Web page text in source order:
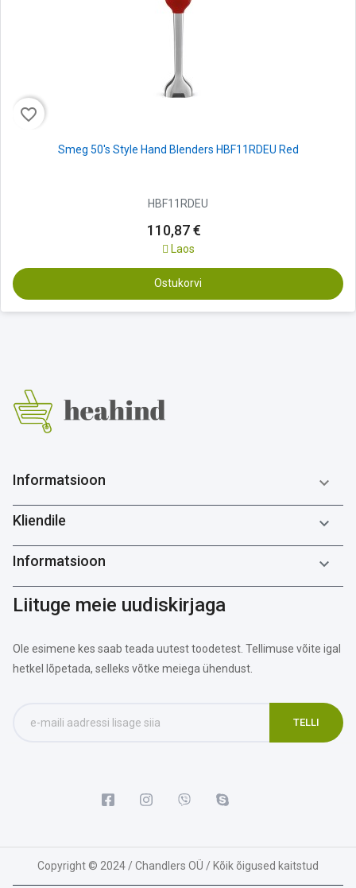
favorite_border
Smeg 50's Style Hand Blenders HBF11RDEU Red
HBF11RDEU
110,87 €
Laos
Ostukorvi
Informatsioon 
Kliendile 
Informatsioon 
Liituge meie uudiskirjaga
Ole esimene kes saab teada uutest toodetest. Tellimuse võite igal
hetkel lõpetada, selleks võtke meiega ühendust.
Copyright © 2024 / Chandlers OÜ / Kõik õigused kaitstud